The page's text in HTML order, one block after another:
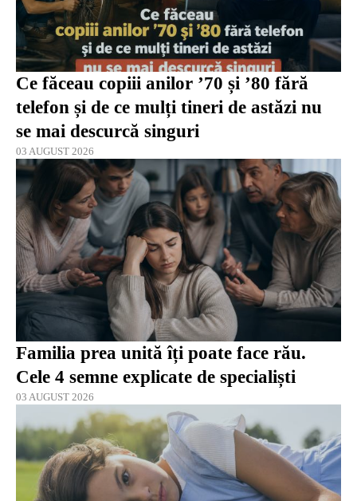
Ce făceau copiii anilor ’70 și ’80 fără
telefon și de ce mulți tineri de astăzi nu
se mai descurcă singuri
03 AUGUST 2026
Familia prea unită îți poate face rău.
Cele 4 semne explicate de specialiști
03 AUGUST 2026